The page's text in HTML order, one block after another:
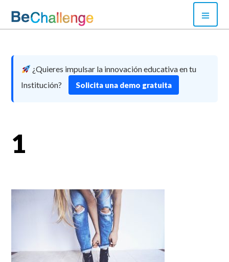
content
¿Quieres impulsar la innovación educativa en tu
Institución?
Solicita una demo gratuita
1